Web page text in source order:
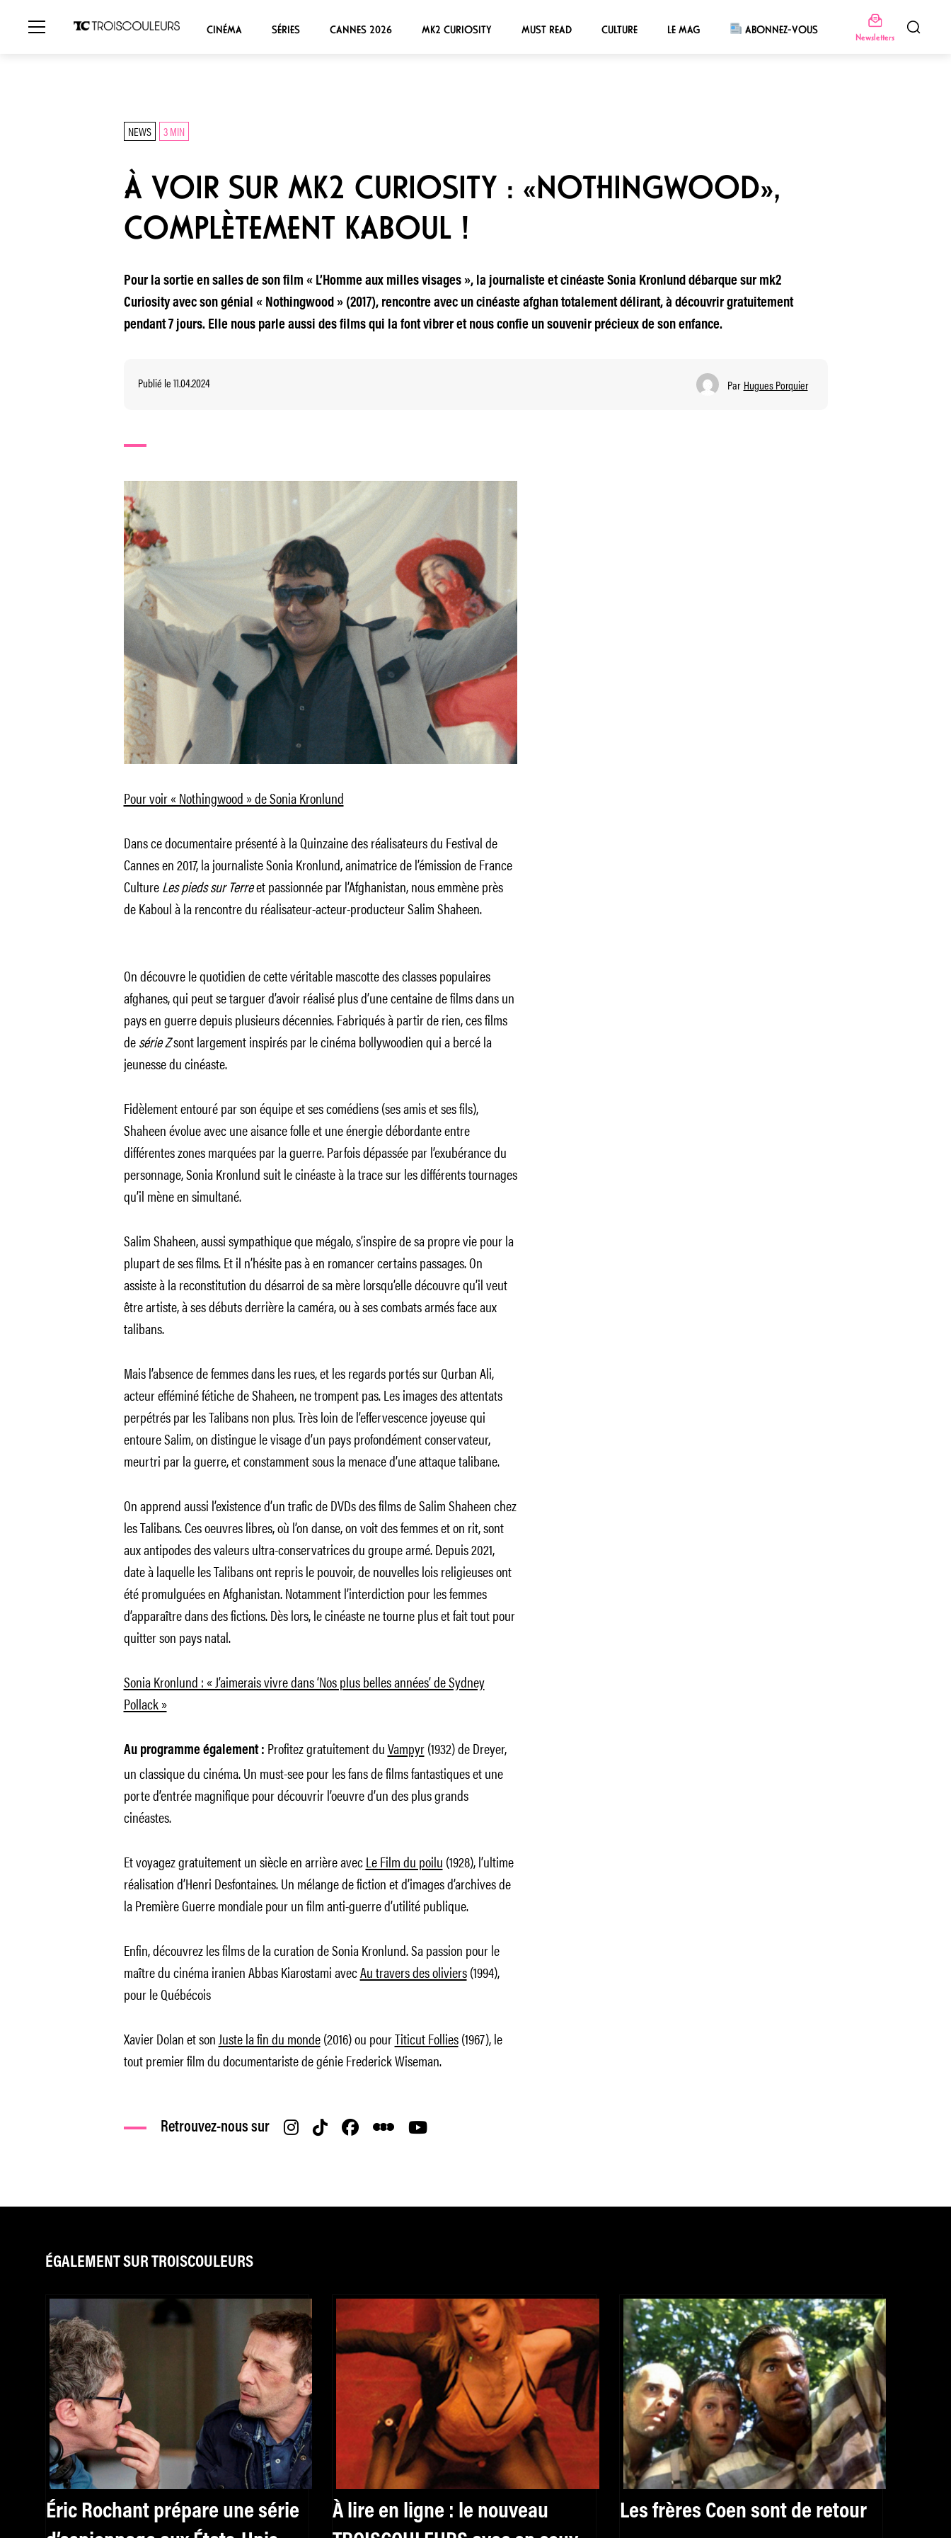
CINÉMA SÉRIES CANNES 2026 MK2 CURIOSITY MUST READ CULTURE LE MAG ABONNEZ-VOUS
Newsletters
NEWS 3 MIN
À VOIR SUR MK2 CURIOSITY : «NOTHINGWOOD»,
COMPLÈTEMENT KABOUL !
Pour la sortie en salles de son film « L’Homme aux milles visages », la journaliste et cinéaste Sonia Kronlund débarque sur mk2
Curiosity avec son génial « Nothingwood » (2017), rencontre avec un cinéaste afghan totalement délirant, à découvrir gratuitement
pendant 7 jours. Elle nous parle aussi des films qui la font vibrer et nous confie un souvenir précieux de son enfance.
Publié le 11.04.2024 Par Hugues Porquier
Pour voir « Nothingwood » de Sonia Kronlund
Dans ce documentaire présenté à la Quinzaine des réalisateurs du Festival de
Cannes en 2017, la journaliste Sonia Kronlund, animatrice de l’émission de France
CultureLes pieds sur Terreet passionnée par l’Afghanistan, nous emmène près
de Kaboul à la rencontre du réalisateur-acteur-producteur Salim Shaheen.
On découvre le quotidien de cette véritable mascotte des classes populaires
afghanes, qui peut se targuer d’avoir réalisé plus d’une centaine de films dans un
pays en guerre depuis plusieurs décennies. Fabriqués à partir de rien, ces films
desérie Zsont largement inspirés par le cinéma bollywoodien qui a bercé la
jeunesse du cinéaste.
Fidèlement entouré par son équipe et ses comédiens (ses amis et ses fils),
Shaheen évolue avec une aisance folle et une énergie débordante entre
différentes zones marquées par la guerre. Parfois dépassée par l’exubérance du
personnage, Sonia Kronlund suit le cinéaste à la trace sur les différents tournages
qu’il mène en simultané.
Salim Shaheen, aussi sympathique que mégalo, s’inspire de sa propre vie pour la
plupart de ses films. Et il n’hésite pas à en romancer certains passages. On
assiste à la reconstitution du désarroi de sa mère lorsqu’elle découvre qu’il veut
être artiste, à ses débuts derrière la caméra, ou à ses combats armés face aux
talibans.
Mais l’absence de femmes dans les rues, et les regards portés sur Qurban Ali,
acteur efféminé fétiche de Shaheen, ne trompent pas. Les images des attentats
perpétrés par les Talibans non plus. Très loin de l’effervescence joyeuse qui
entoure Salim, on distingue le visage d’un pays profondément conservateur,
meurtri par la guerre, et constamment sous la menace d’une attaque talibane.
On apprend aussi l’existence d’un trafic de DVDs des films de Salim Shaheen chez
les Talibans. Ces oeuvres libres, où l’on danse, on voit des femmes et on rit, sont
aux antipodes des valeurs ultra-conservatrices du groupe armé. Depuis 2021,
date à laquelle les Talibans ont repris le pouvoir, de nouvelles lois religieuses ont
été promulguées en Afghanistan. Notamment l’interdiction pour les femmes
d’apparaître dans des fictions. Dès lors, le cinéaste ne tourne plus et fait tout pour
quitter son pays natal.
Sonia Kronlund : « J’aimerais vivre dans ‘Nos plus belles années’ de Sydney
Pollack »
Au programme également : Profitez gratuitement duVampyr(1932) de Dreyer,
un classique du cinéma. Un must-see pour les fans de films fantastiques et une
porte d’entrée magnifique pour découvrir l’oeuvre d’un des plus grands
cinéastes.
Et voyagez gratuitement un siècle en arrière avecLe Film du poilu (1928), l’ultime
réalisation d’Henri Desfontaines. Un mélange de fiction et d’images d’archives de
la Première Guerre mondiale pour un film anti-guerre d’utilité publique.
Enfin, découvrez les films de la curation de Sonia Kronlund. Sa passion pour le
maître du cinéma iranien Abbas Kiarostami avecAu travers des oliviers(1994),
pour le Québécois
Xavier Dolan et sonJuste la fin du monde(2016) ou pourTiticut Follies(1967), le
tout premier film du documentariste de génie Frederick Wiseman.
Retrouvez-nous sur
ÉGALEMENT SUR TROISCOULEURS
Éric Rochant prépare une série
À lire en ligne : le nouveau
Les frères Coen sont de retour